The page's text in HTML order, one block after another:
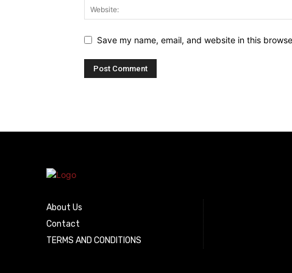
Save my name, email, and website in this
About Us
Contact
TERMS AND CONDITIONS